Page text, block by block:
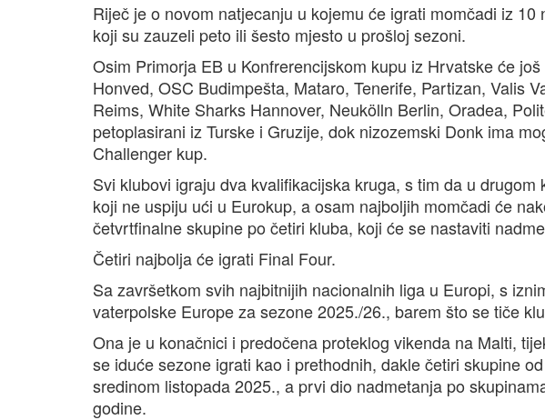
Riječ je o novom natjecanju u kojemu će igrati momčadi iz
koji su zauzeli peto ili šesto mjesto u prošloj sezoni.
Osim Primorja EB u Konfrerencijskom kupu iz Hrvatske će
Honved, OSC Budimpešta, Mataro, Tenerife, Partizan, Valis
Reims, White Sharks Hannover, Neukölln Berlin, Oradea,
petoplasirani iz Turske i Gruzije, dok nizozemski Donk ima
Challenger kup.
Svi klubovi igraju dva kvalifikacijska kruga, s tim da u
koji ne uspiju ući u Eurokup, a osam najboljih momčadi će
četvrtfinalne skupine po četiri kluba, koji će se nastaviti
Četiri najbolja će igrati Final Four.
Sa završetkom svih najbitnijih nacionalnih liga u Europi, s
vaterpolske Europe za sezone 2025./26., barem što se tiče
Ona je u konačnici i predočena proteklog vikenda na Malti,
se iduće sezone igrati kao i prethodnih, dakle četiri skupine
sredinom listopada 2025., a prvi dio nadmetanja po
godine.